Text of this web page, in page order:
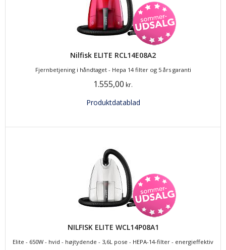
Nilfisk ELITE RCL14E08A2
Fjernbetjening i håndtaget - Hepa 14 filter og 5 års garanti
1.555,00 kr.
Produktdatablad
NILFISK ELITE WCL14P08A1
Elite - 650W - hvid - højtydende - 3,6L pose - HEPA-14-filter - energieffektiv